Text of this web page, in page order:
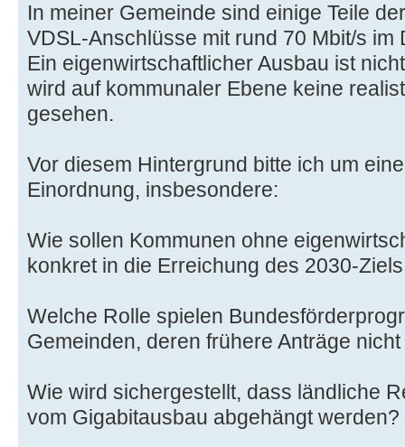
In meiner Gemeinde sind einige Teile
VDSL-Anschlüsse mit rund 70 Mbit/s im
Ein eigenwirtschaftlicher Ausbau ist
wird auf kommunaler Ebene keine
gesehen.
Vor diesem Hintergrund bitte ich um
Einordnung, insbesondere:
Wie sollen Kommunen ohne
konkret in die Erreichung des 2030-
Welche Rolle spielen
Gemeinden, deren frühere Anträge
Wie wird sichergestellt, dass ländliche
vom Gigabitausbau abgehängt werden?